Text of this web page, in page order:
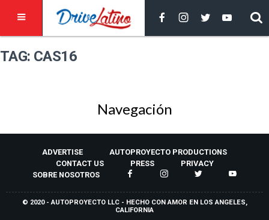
TAG: CAS16
Navegación
ADVERTISE
AUTOPROYECTO PRODUCTIONS
CONTACT US
PRESS
PRIVACY
SOBRE NOSOTROS
© 2020 - AUTOPROYECTO LLC - HECHO CON AMOR EN LOS ANGELES,
CALIFORNIA